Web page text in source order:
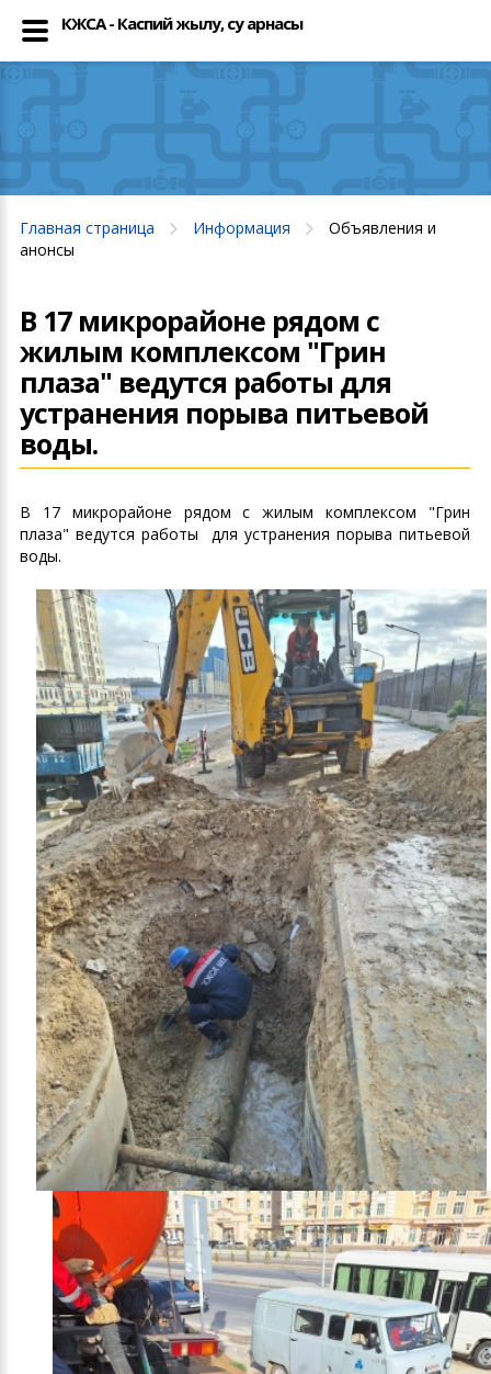
Главная страница Информация
Объявления и
анонсы
В 17 микрорайоне рядом с
жилым комплексом "Грин
плаза" ведутся работы для
устранения порыва питьевой
воды.
В 17 микрорайоне рядом с жилым комплексом "Грин
плаза" ведутся работы для устранения порыва питьевой
воды.
КЖСА - Каспий жылу, су арнасы